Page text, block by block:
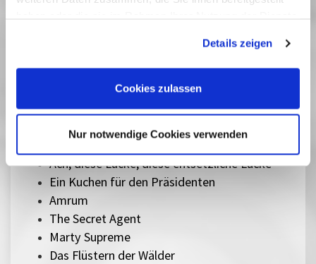
Cookies, wenn Sie unsere Webseite weiterhin nutzen.
Details zeigen
Cookies zulassen
Nur notwendige Cookies verwenden
Silent Friend
Lesbian Space Princess
Sorry, Baby
Ein einfacher Unfall
Therapie für Wikinger
Ach, diese Lücke, diese entsetzliche Lücke
Ein Kuchen für den Präsidenten
Amrum
The Secret Agent
Marty Supreme
Das Flüstern der Wälder